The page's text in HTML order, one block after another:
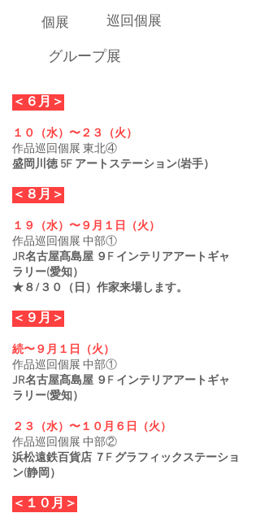
​個展 ​巡回個展
​グループ展
＜６月＞
１０（水）〜２３（火）
作品巡回個展 東北④
盛岡川徳 5F アートステーション(岩手）
＜８月＞
１９（水）〜９月１日（火）
作品巡回個展 中部①
JR名古屋髙島屋 ９F インテリアアートギャ
ラリー(愛知）
★８/３０（日）作家来場します。
＜９月＞
続〜９月１日（火）
作品巡回個展 中部①
JR名古屋髙島屋 ９F インテリアアートギャ
ラリー(愛知）
２３（水）〜１０月６日（火）
作品巡回個展 中部②
浜松遠鉄百貨店 ７F グラフィックステーショ
ン(静岡）
＜１０月＞